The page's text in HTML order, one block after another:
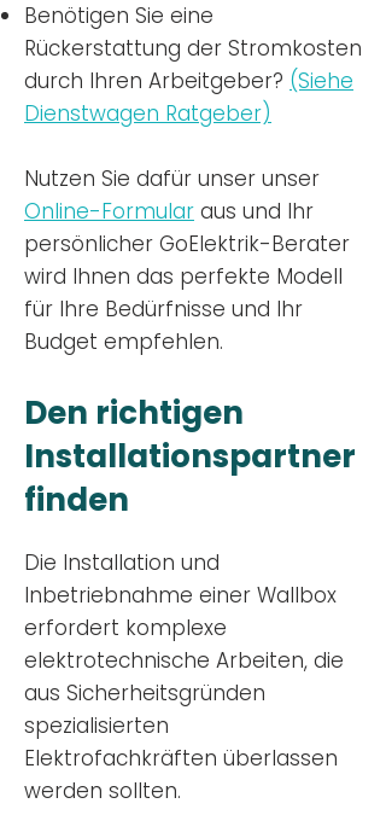
Benötigen Sie eine
Rückerstattung der Stromkosten
durch Ihren Arbeitgeber? (Siehe
Dienstwagen Ratgeber)
Nutzen Sie dafür unser unser
Online-Formular aus und Ihr
persönlicher GoElektrik-Berater
wird Ihnen das perfekte Modell
für Ihre Bedürfnisse und Ihr
Budget empfehlen.
Den richtigen
Installationspartner
finden
Die Installation und
Inbetriebnahme einer Wallbox
erfordert komplexe
elektrotechnische Arbeiten, die
aus Sicherheitsgründen
spezialisierten
Elektrofachkräften überlassen
werden sollten.